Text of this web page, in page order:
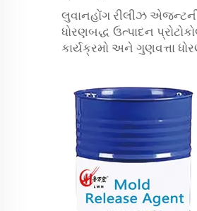
લુવાનહોંગ રીલીઝ એજન્ટની
ધોરણબદ્ધ ઉત્પાદન
કાર્યક્રમો અને ગુણવત્તા